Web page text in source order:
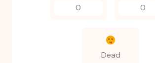
0
0
Dead